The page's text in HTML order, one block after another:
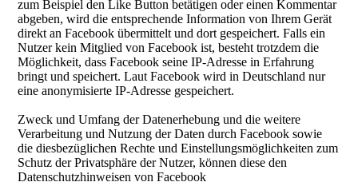
zum Beispiel den Like Button betätigen oder einen Kommentar
abgeben, wird die entsprechende Information von Ihrem Gerät
direkt an Facebook übermittelt und dort gespeichert. Falls ein
Nutzer kein Mitglied von Facebook ist, besteht trotzdem die
Möglichkeit, dass Facebook seine IP-Adresse in Erfahrung
bringt und speichert. Laut Facebook wird in Deutschland nur
eine anonymisierte IP-Adresse gespeichert.
Zweck und Umfang der Datenerhebung und die weitere
Verarbeitung und Nutzung der Daten durch Facebook sowie
die diesbezüglichen Rechte und Einstellungsmöglichkeiten zum
Schutz der Privatsphäre der Nutzer, können diese den
Datenschutzhinweisen von Facebook